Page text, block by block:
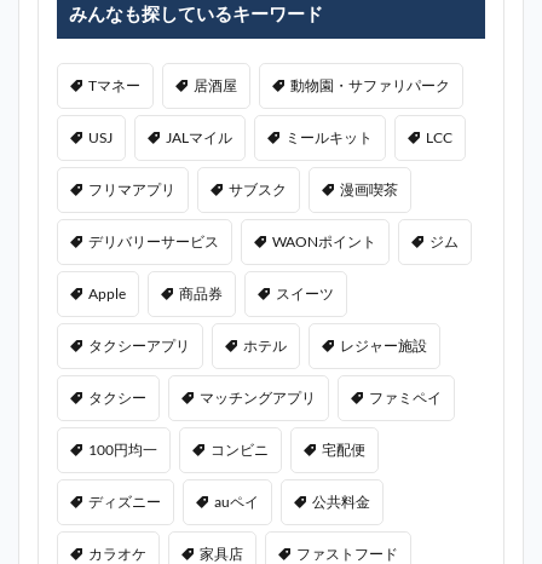
みんなも探しているキーワード
Tマネー 居酒屋 動物園・サファリパーク
USJ JALマイル ミールキット LCC
フリマアプリ サブスク 漫画喫茶
デリバリーサービス WAONポイント ジム
Apple 商品券 スイーツ
タクシーアプリ ホテル レジャー施設
タクシー マッチングアプリ ファミペイ
100円均一 コンビニ 宅配便
ディズニー auペイ 公共料金
カラオケ 家具店 ファストフード